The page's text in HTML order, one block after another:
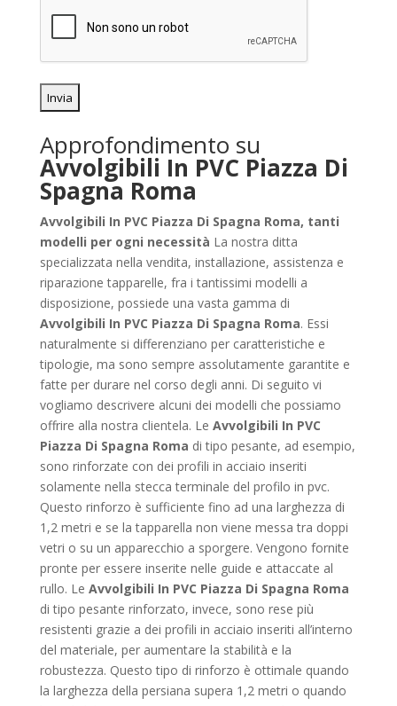
Approfondimento su
Avvolgibili In PVC Piazza Di
Spagna Roma
Avvolgibili In PVC Piazza Di Spagna Roma, tanti
modelli per ogni necessità La nostra ditta
specializzata nella vendita, installazione, assistenza e
riparazione tapparelle, fra i tantissimi modelli a
disposizione, possiede una vasta gamma di
Avvolgibili In PVC Piazza Di Spagna Roma. Essi
naturalmente si differenziano per caratteristiche e
tipologie, ma sono sempre assolutamente garantite e
fatte per durare nel corso degli anni. Di seguito vi
vogliamo descrivere alcuni dei modelli che possiamo
offrire alla nostra clientela. Le Avvolgibili In PVC
Piazza Di Spagna Roma di tipo pesante, ad esempio,
sono rinforzate con dei profili in acciaio inseriti
solamente nella stecca terminale del profilo in pvc.
Questo rinforzo è sufficiente fino ad una larghezza di
1,2 metri e se la tapparella non viene messa tra doppi
vetri o su un apparecchio a sporgere. Vengono fornite
pronte per essere inserite nelle guide e attaccate al
rullo. Le Avvolgibili In PVC Piazza Di Spagna Roma
di tipo pesante rinforzato, invece, sono rese più
resistenti grazie a dei profili in acciaio inseriti all’interno
del materiale, per aumentare la stabilità e la
robustezza. Questo tipo di rinforzo è ottimale quando
la larghezza della persiana supera 1,2 metri o quando